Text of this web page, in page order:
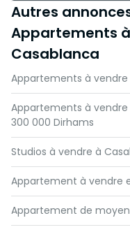
Autres
Appartements
Casablanca
Appartements à
Appartements à
300 000 Dirhams
Studios à vendre à
Appartement à vendre
Appartement de